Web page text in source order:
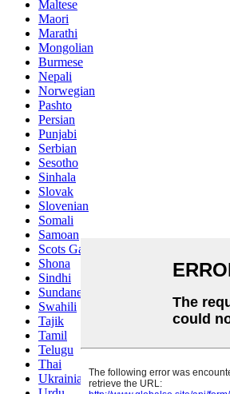
Maltese
Maori
Marathi
Mongolian
Burmese
Nepali
Norwegian
Pashto
Persian
Punjabi
Serbian
Sesotho
Sinhala
Slovak
Slovenian
Somali
Samoan
Scots Gaelic
Shona
Sindhi
Sundanese
Swahili
Tajik
Tamil
Telugu
Thai
Ukrainian